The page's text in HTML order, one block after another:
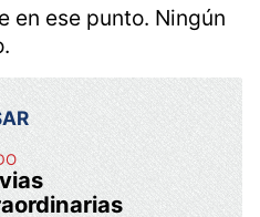
más de dos
solicitaron la
en la esquina
. Según relata,
el agua que baja
María Castorena
en ese punto. Ningún